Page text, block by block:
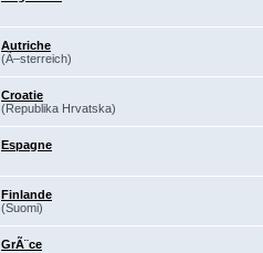
Autriche
(Ã–sterreich)
Croatie
(Republika Hrvatska)
Espagne
Finlande
(Suomi)
GrÃ¨ce